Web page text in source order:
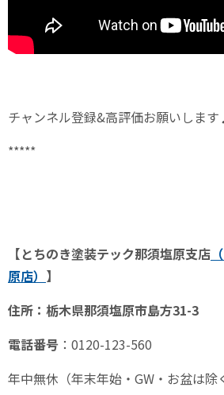
チャンネル登録&高評価お願いしま
*****
【とちのき塗装テック那須塩原支店
原店） 】
住所：栃木県那須塩原市島方31-3
電話番号 ： 0120-123-560
年中無休（年末年始・ GW ・お盆は除